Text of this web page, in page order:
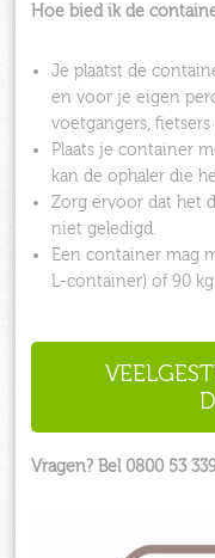
Hoe bied ik de
Je plaatst de
en voor je eigen
voetgangers,
Plaats je container
kan de ophaler die
Zorg ervoor dat het
niet geledigd.
Een container mag
L-container) of 90
Vragen? Bel 0800 53